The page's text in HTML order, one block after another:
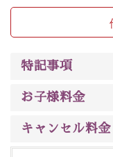
清らかな源泉、自
るお部屋、 大人の
さい。
特記事項
お子様料金
キャンセル料金